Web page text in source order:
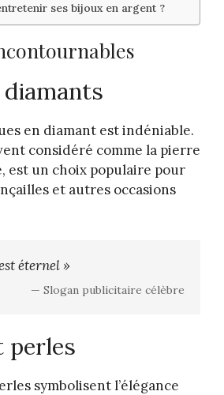
ses bijoux en argent ?
diamants
en diamant est indéniable.
considéré comme la pierre
est un choix populaire pour
et autres occasions
éternel »
— Slogan publicitaire célèbre
perles
symbolisent l’élégance